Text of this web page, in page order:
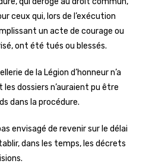
ceux qui, lors de l’exécution
un acte de courage ou
ont été tués ou blessés.
de la Légion d’honneur n’a
dossiers n’auraient pu être
dans la procédure.
envisagé de revenir sur le délai
dans les temps, les décrets